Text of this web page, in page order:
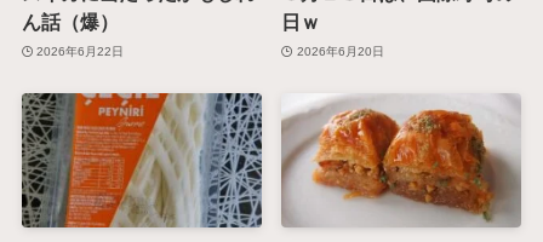
ん話（爆）
2026年6月22日
日ｗ
2026年6月20日